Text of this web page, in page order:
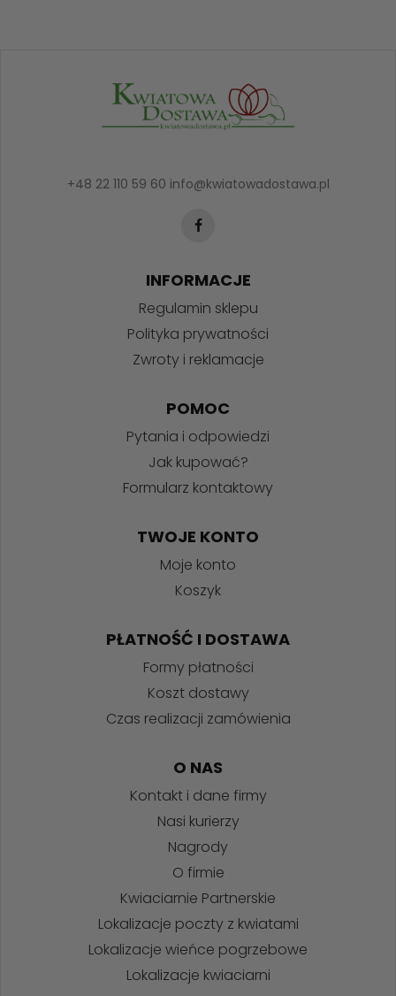
+48 22 110 59 60 info@kwiatowadostawa.pl
INFORMACJE
Regulamin sklepu
Polityka prywatności
Zwroty i reklamacje
POMOC
Pytania i odpowiedzi
Jak kupować?
Formularz kontaktowy
TWOJE KONTO
Moje konto
Koszyk
PŁATNOŚĆ I DOSTAWA
Formy płatności
Koszt dostawy
Czas realizacji zamówienia
O NAS
Kontakt i dane firmy
Nasi kurierzy
Nagrody
O firmie
Kwiaciarnie Partnerskie
Lokalizacje poczty z kwiatami
Lokalizacje wieńce pogrzebowe
Lokalizacje kwiaciarni